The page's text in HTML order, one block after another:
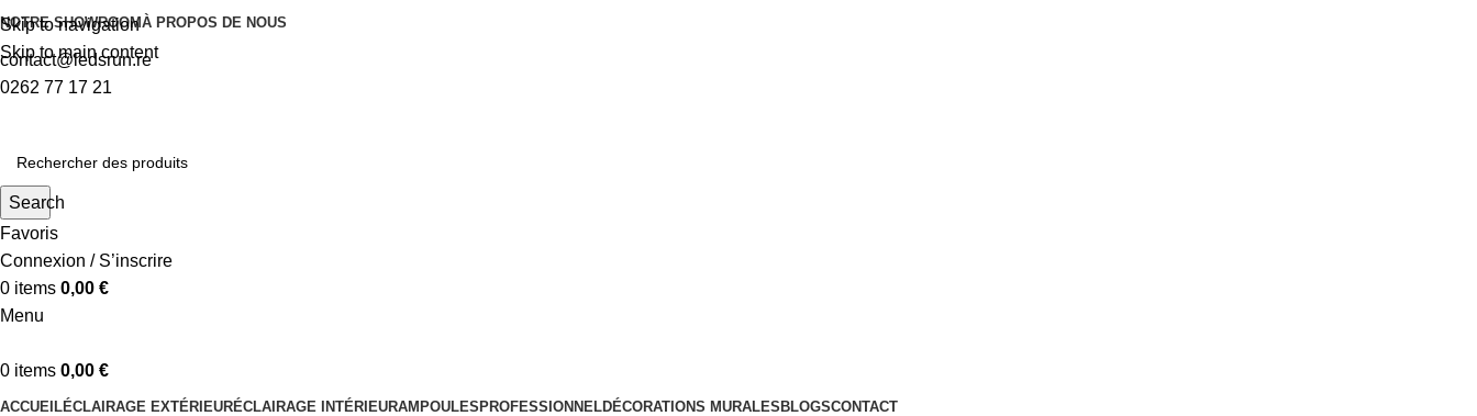
Skip to navigation
Skip to main content
NOTRE SHOWROOMÀ PROPOS DE NOUS
contact@ledsrun.re
0262 77 17 21
Search
Favoris
Connexion / S’inscrire
0 items 0,00 €
Menu
0 items 0,00 €
ACCUEILÉCLAIRAGE EXTÉRIEURÉCLAIRAGE INTÉRIEURAMPOULES PROFESSIONNELDÉCORATIONS MURALES BLOGSCONTACT